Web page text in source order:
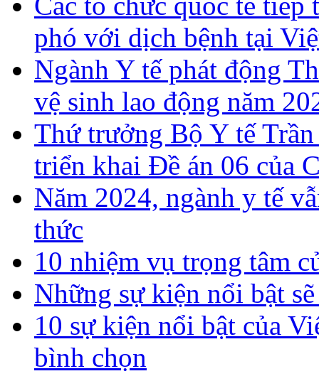
phó với dịch bệnh tại
Ngành Y tế phát động
vệ sinh lao động năm
Thứ trưởng Bộ Y tế
triển khai Đề án 06 của
Năm 2024, ngành y tế
thức
10 nhiệm vụ trọng tâm
Những sự kiện nổi bật
10 sự kiện nổi bật của
bình chọn